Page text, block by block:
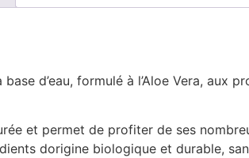
d’eau, formulé à l’Aloe Vera, aux
et permet de profiter de ses
dorigine biologique et durable,